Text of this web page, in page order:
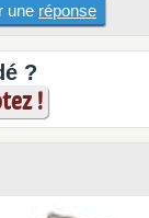
une réponse
?
!